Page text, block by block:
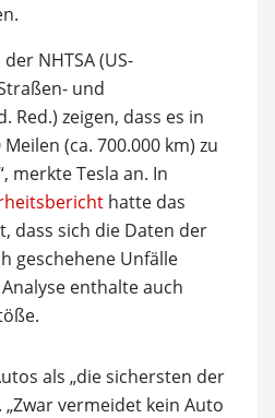
NHTSA (US-
und
Red.) zeigen, dass es in
(ca. 700.000 km) zu
merkte Tesla an. In
hatte das
dass sich die Daten der
geschehene Unfälle
enthalte auch
als „die sichersten der
„Zwar vermeidet kein Auto